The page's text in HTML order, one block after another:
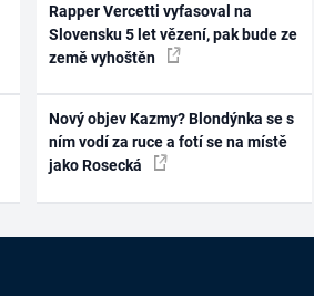
Rapper Vercetti vyfasoval na
Slovensku 5 let vězení, pak bude ze
země vyhoštěn
Nový objev Kazmy? Blondýnka se s
ním vodí za ruce a fotí se na místě
jako Rosecká